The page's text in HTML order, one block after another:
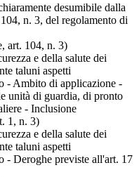
desumibile dalla
n. 3, del regolamento di
art. 104, n. 3)
e della salute dei
taluni aspetti
- Ambito di applicazione -
unità di guardia, di pronto
- Inclusione
1, n. 3)
e della salute dei
taluni aspetti
- Deroghe previste all'art. 17